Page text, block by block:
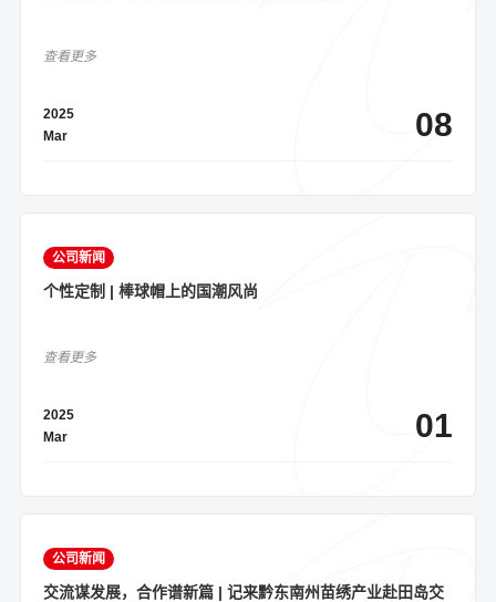
查看更多
2025
Mar
08
公司新闻
个性定制 | 棒球帽上的国潮风尚
查看更多
2025
Mar
01
公司新闻
交流谋发展，合作谱新篇 | 记来黔东南州苗绣产业赴田岛交